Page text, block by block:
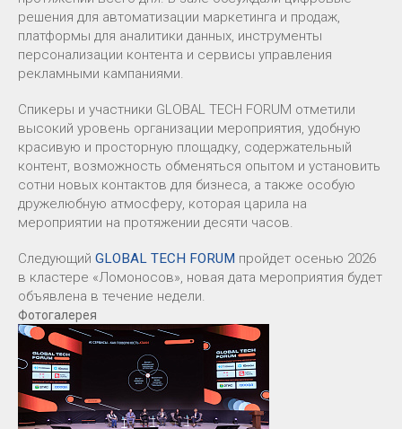
решения для автоматизации маркетинга и продаж,
платформы для аналитики данных, инструменты
персонализации контента и сервисы управления
рекламными кампаниями.
Спикеры и участники GLOBAL TECH FORUM отметили
высокий уровень организации мероприятия, удобную
красивую и просторную площадку, содержательный
контент, возможность обменяться опытом и установить
сотни новых контактов для бизнеса, а также особую
дружелюбную атмосферу, которая царила на
мероприятии на протяжении десяти часов.
Следующий GLOBAL TECH FORUM пройдет осенью 2026
в кластере «Ломоносов», новая дата мероприятия будет
объявлена в течение недели.
Фотогалерея